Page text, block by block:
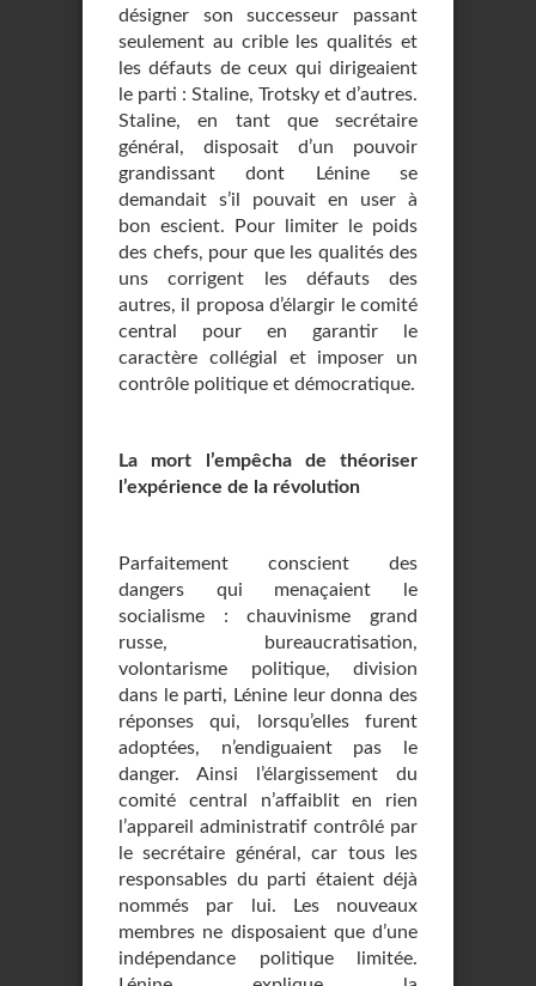
désigner son successeur passant
seulement au crible les qualités et
les défauts de ceux qui dirigeaient
le parti : Staline, Trotsky et d’autres.
Staline, en tant que secrétaire
général, disposait d’un pouvoir
grandissant dont Lénine se
demandait s’il pouvait en user à
bon escient. Pour limiter le poids
des chefs, pour que les qualités des
uns corrigent les défauts des
autres, il proposa d’élargir le comité
central pour en garantir le
caractère collégial et imposer un
contrôle politique et démocratique.
La mort l’empêcha de théoriser
l’expérience de la révolution
Parfaitement conscient des
dangers qui menaçaient le
socialisme : chauvinisme grand
russe, bureaucratisation,
volontarisme politique, division
dans le parti, Lénine leur donna des
réponses qui, lorsqu’elles furent
adoptées, n’endiguaient pas le
danger. Ainsi l’élargissement du
comité central n’affaiblit en rien
l’appareil administratif contrôlé par
le secrétaire général, car tous les
responsables du parti étaient déjà
nommés par lui. Les nouveaux
membres ne disposaient que d’une
indépendance politique limitée.